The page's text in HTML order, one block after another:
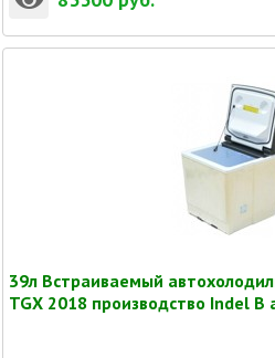
39л Встраиваемый
TGX 2018 производство Indel B